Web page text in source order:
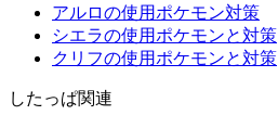
アルロの使用ポケモン対策
シエラの使用ポケモンと対策
クリフの使用ポケモンと対策
したっぱ関連